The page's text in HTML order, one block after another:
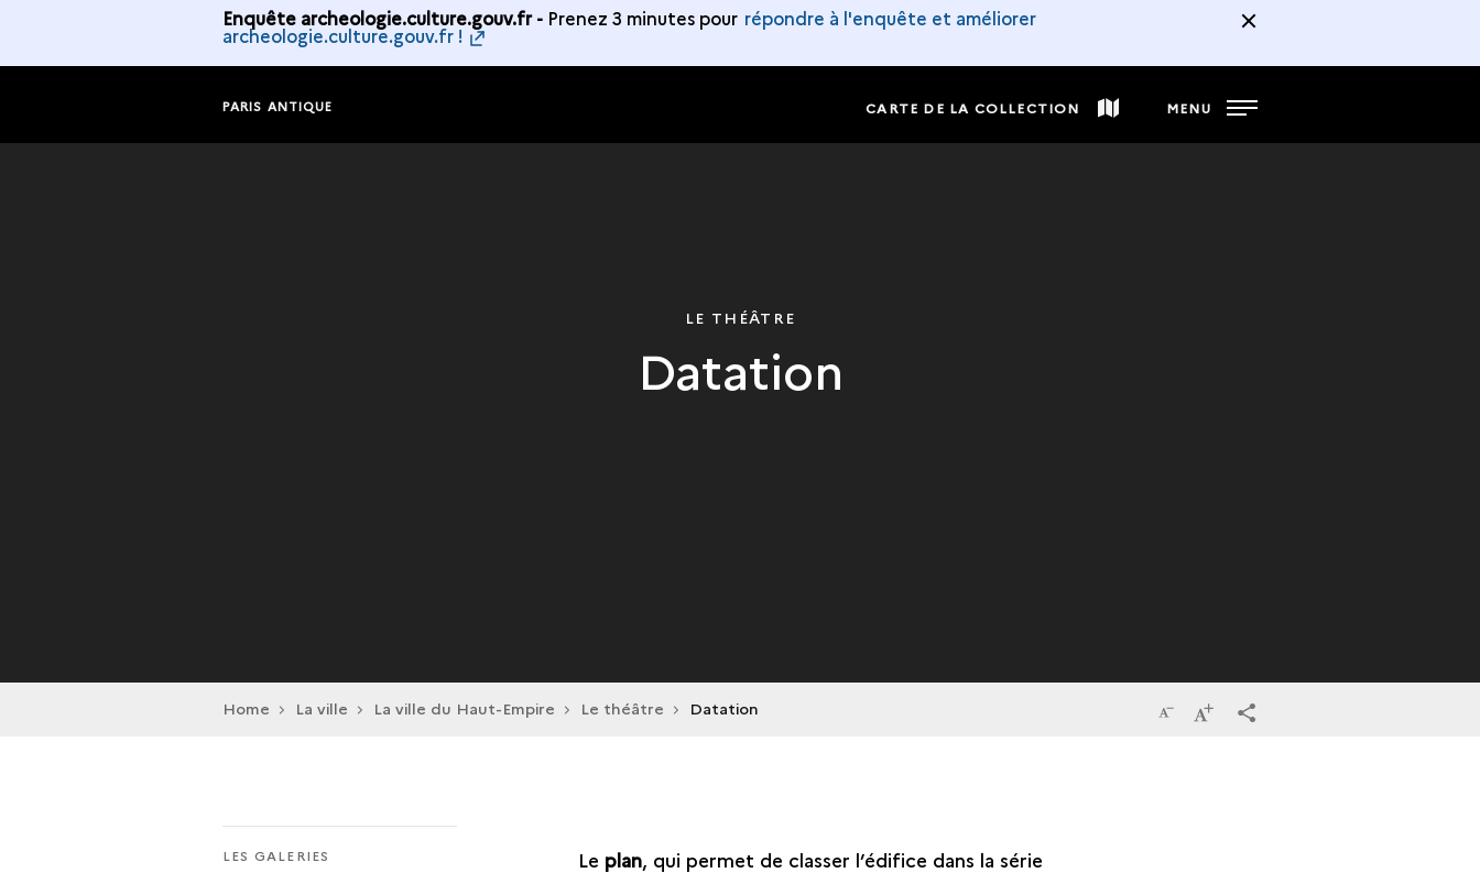
Enquête archeologie.culture.gouv.fr - Prenez 3 minutes pour répondre à l'enquête et améliorer
archeologie.culture.gouv.fr !
PARIS ANTIQUE CARTE DE LA COLLECTION MENU
LE THÉÂTRE
Datation
Home La ville La ville du Haut-Empire Le théâtre Datation
RéduireAugmenterterms_trans.social.share
LES GALERIES Le plan, qui permet de classer l’édifice dans la série